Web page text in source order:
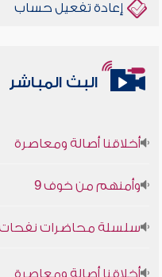
إعادة تفعيل حساب
البث المباشر
أخلاقنا أصالة ومعاصرة
وأمنهم من خوف 9
أخلاقنا أصالة ومعاصرة